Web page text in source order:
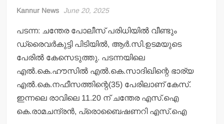
Kannur News June 20, 2025
പടന്ന: ചന്തേര പോലീസ് പരിധിയില്‍ വീണ്ടും
ഡ്രൈവര്‍കുട്ടി പിടിയില്‍, ആര്‍.സി.ഉടമയുടെ
പേരില്‍ കേസെടുത്തു. പടന്നയിലെ
എല്‍.കെ.ഹൗസില്‍ എല്‍.കെ.സാദിഖിന്റെ ഭാര്യ
എല്‍.കെ.നഫീസത്തിന്റെ(35) പേരിലാണ് കേസ്.
ഇന്നലെ രാവിലെ 11.20 ന് ചന്തേര എസ്.ഐ
കെ.രാമചന്ദ്രന്‍, പ്രൊബൈഷണറി എസ്.ഐ